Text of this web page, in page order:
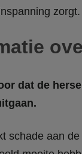
dat de
schade aan